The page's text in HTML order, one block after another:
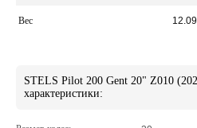
Вес 12.09
STELS Pilot 200 Gent 20" Z010
характеристики: